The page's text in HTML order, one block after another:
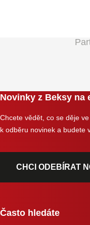
Novinky z Beksy na
Chcete vědět, co se děje
k odběru novinek a budete
CHCI ODEBÍRAT
Často hledáte